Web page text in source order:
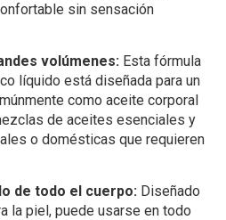
sin sensación
volúmenes: Esta fórmula
líquido está diseñada para un
como aceite corporal
de aceites esenciales y
o domésticas que requieren
de todo el cuerpo: Diseñado
la piel, puede usarse en todo